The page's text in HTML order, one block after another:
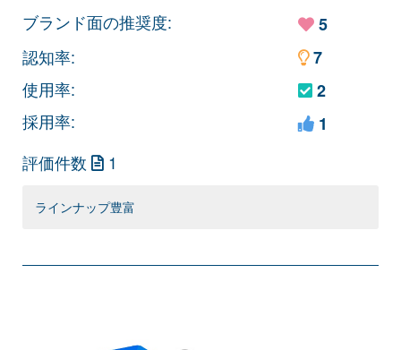
ブランド面の推奨度:
5
認知率:
使用率:
採用率:
7
2
1
評価件数
1
ラインナップ豊富